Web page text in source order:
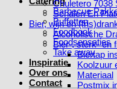
Barbecue
Buffetten
Foodbook
Foodsensaties
Take away
Inspiratie
Over ons
Contact
Chuletero 7038
Schalen En
Bier, wijn en
Alcoholische
Bier-, sterk- en
Biertap
Koolzuur
Materiaal
Postmix